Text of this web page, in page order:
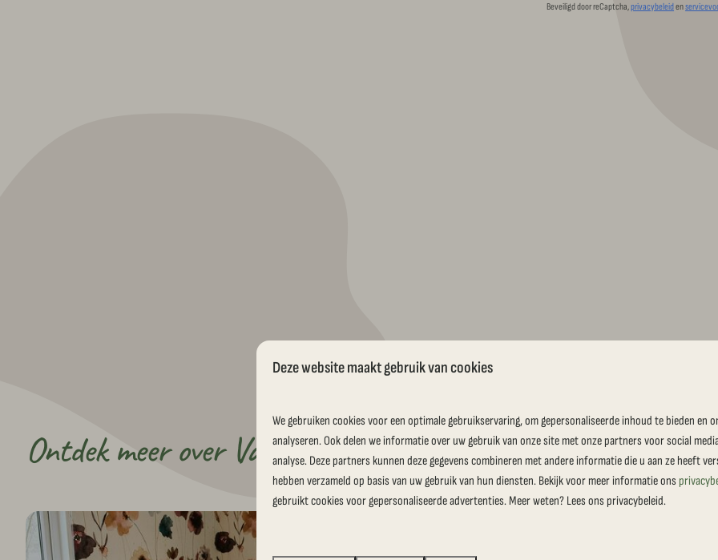
Beveiligd door reCaptcha,privacybeleiden
Ontdek meer over Vakantiehoeve Si-Es-An
Deze website maakt gebruik van cookies
We gebruiken cookies voor een optimale gebruikservaring, om gepersonaliseerde inhoud te bieden en
analyseren. Ook delen we informatie over uw gebruik van onze site met onze partners voor social
analyse. Deze partners kunnen deze gegevens combineren met andere informatie die u aan ze heeft
hebben verzameld op basis van uw gebruik van hun diensten. Bekijk voor meer informatie ons
gebruikt cookies voor gepersonaliseerde advertenties. Meer weten? Lees ons privacybeleid.